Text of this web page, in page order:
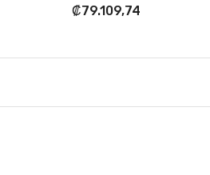
₡79.109,74